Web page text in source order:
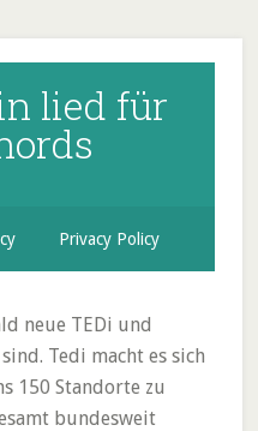
lied für
Privacy Policy
neue TEDi und
Tedi macht es sich
150 Standorte zu
bundesweit